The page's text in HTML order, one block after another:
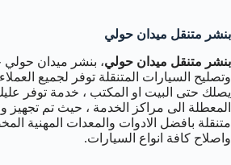
بنشر متنقل ميدان حولي
بنشر متنقل ميدان حولي، بنشر ميدان حولي
وتصليح السيارات المتنقلة توفر لجميع
يصلك حتى البيت او المكتب ، خدمة توفر
المعطلة الى مراكز الخدمة ، حيث تم
متنقلة بافضل الادوات والمعدات المهنية
واصلاح كافة انواع السيارات.